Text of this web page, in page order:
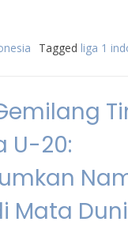
Tagged liga 1
U-20:
Mata